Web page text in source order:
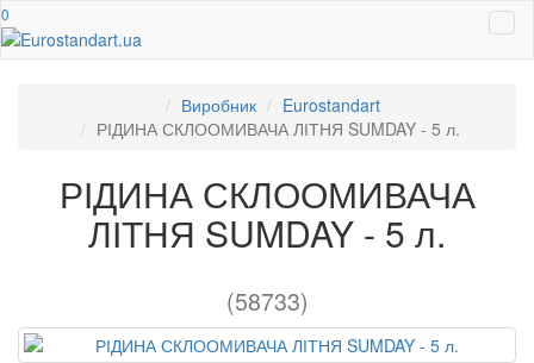
0
Виробник
Eurostandart
РІДИНА СКЛООМИВАЧА ЛІТНЯ SUMDAY - 5 л.
РІДИНА СКЛООМИВАЧА
ЛІТНЯ SUMDAY - 5 л.
(58733)